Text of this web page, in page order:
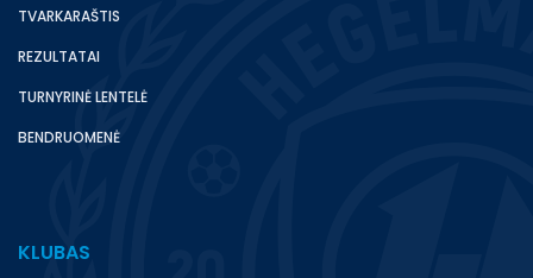
TVARKARAŠTIS
REZULTATAI
TURNYRINĖ LENTELĖ
BENDRUOMENĖ
KLUBAS